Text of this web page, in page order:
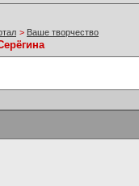
> Ваше творчество